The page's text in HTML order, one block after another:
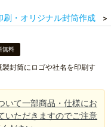
刷・オリジナル封筒作成
無料
封筒にロゴや社名を印刷す
いて一部商品・仕様にお
いただきますのでご注意